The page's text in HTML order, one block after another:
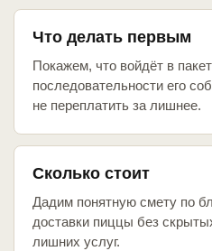
Что делать первым
Покажем, что войдёт в
последовательности его
не переплатить за лишнее.
Сколько стоит
Дадим понятную смету по
доставки пиццы без
лишних услуг.